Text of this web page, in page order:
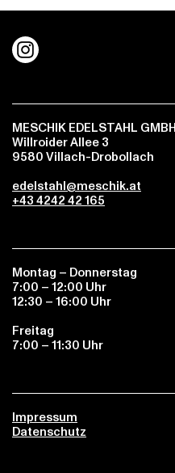
MESCHIK EDELSTAHL GMBH
Willroider Allee 3
9580 Villach-Drobollach
edelstahl@meschik.at
+43 4242 42 165
Montag – Donnerstag
7:00 – 12:00 Uhr
12:30 – 16:00 Uhr
Freitag
7:00 – 11:30 Uhr
Impressum
Datenschutz